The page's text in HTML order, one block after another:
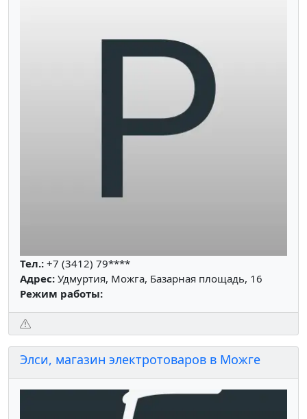
Тел.: +7 (3412) 79****
Адрес: Удмуртия, Можга, Базарная площадь, 16
Режим работы:
Элси, магазин электротоваров в Можге